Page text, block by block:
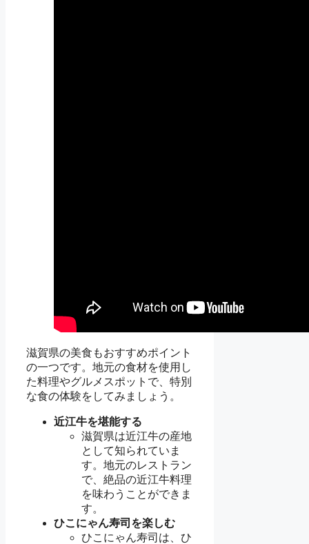
滋賀県の美食もおすすめポイント
の一つです。地元の食材を使用し
た料理やグルメスポットで、特別
な食の体験をしてみましょう。
近江牛を堪能する
滋賀県は近江牛の産地
として知られていま
す。地元のレストラン
で、絶品の近江牛料理
を味わうことができま
す。
ひこにゃん寿司を楽しむ
ひこにゃん寿司は、ひ